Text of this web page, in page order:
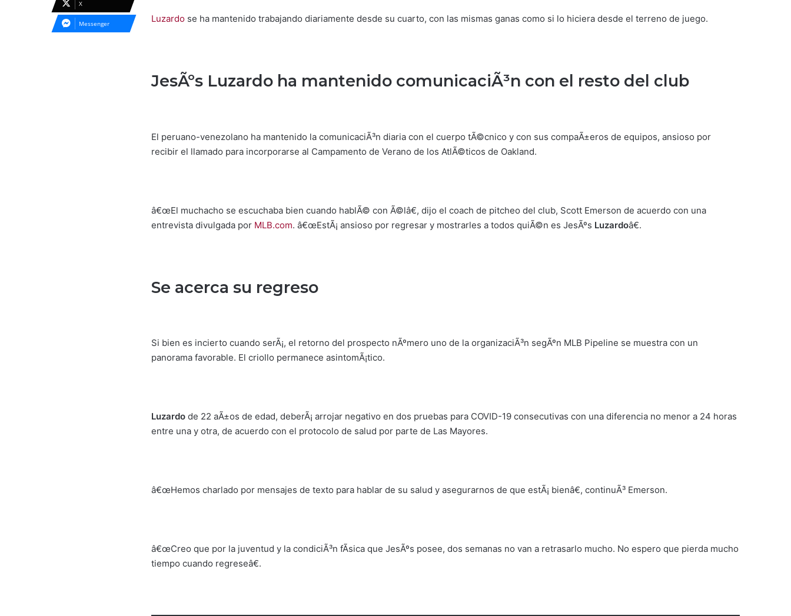
Luzardo se ha mantenido trabajando diariamente desde su cuarto, con las mismas ganas como si lo hiciera desde el terreno de juego.
JesÃºs Luzardo ha mantenido comunicaciÃ³n con el resto del club
El peruano-venezolano ha mantenido la comunicaciÃ³n diaria con el cuerpo tÃ©cnico y con sus compaÃ±eros de equipos, ansioso por
recibir el llamado para incorporarse al Campamento de Verano de los AtlÃ©ticos de Oakland.
â€œEl muchacho se escuchaba bien cuando hablÃ© con Ã©lâ€, dijo el coach de pitcheo del club, Scott Emerson de acuerdo con una
entrevista divulgada por MLB.com. â€œEstÃ¡ ansioso por regresar y mostrarles a todos quiÃ©n es JesÃºs Luzardoâ€.
Se acerca su regreso
Si bien es incierto cuando serÃ¡, el retorno del prospecto nÃºmero uno de la organizaciÃ³n segÃºn MLB Pipeline se muestra con un
panorama favorable. El criollo permanece asintomÃ¡tico.
Luzardo de 22 aÃ±os de edad, deberÃ¡ arrojar negativo en dos pruebas para COVID-19 consecutivas con una diferencia no menor a 24 horas
entre una y otra, de acuerdo con el protocolo de salud por parte de Las Mayores.
â€œHemos charlado por mensajes de texto para hablar de su salud y asegurarnos de que estÃ¡ bienâ€, continuÃ³ Emerson.
â€œCreo que por la juventud y la condiciÃ³n fÃ­sica que JesÃºs posee, dos semanas no van a retrasarlo mucho. No espero que pierda mucho
tiempo cuando regreseâ€.
X
Messenger